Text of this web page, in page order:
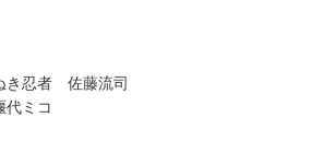
忍者 佐藤流司
ミコ